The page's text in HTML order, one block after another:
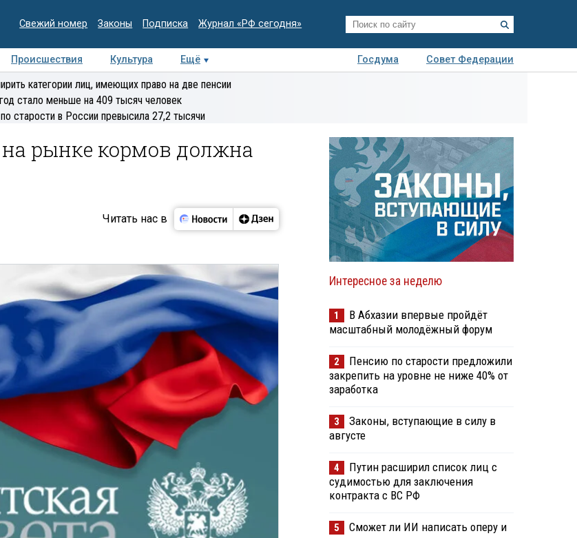
Свежий номер Законы Подписка Журнал «РФ сегодня»
Происшествия Культура Ещё Госдума
Совет Федерации
Интервью Колумнисты
Деловая
категории лиц, имеющих право на две пенсии
стало меньше на 409 тысяч человек
старости в России превысила 27,2 тысячи
рынке кормов должна
Читать нас в
Интересное за неделю
1
В Абхазии впервые пройдёт
масштабный молодёжный форум
2
Пенсию по старости предложили
закрепить на уровне не ниже 40% от
заработка
3
Законы, вступающие в силу в
августе
4
Путин расширил список лиц с
судимостью для заключения
контракта с ВС РФ
5
Сможет ли ИИ написать оперу и